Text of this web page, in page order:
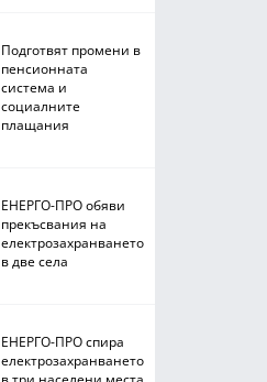
Подготвят промени в
пенсионната
система и
социалните
плащания
ЕНЕРГО-ПРО обяви
прекъсвания на
електрозахранването
в две села
ЕНЕРГО-ПРО спира
електрозахранването